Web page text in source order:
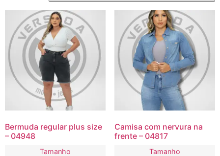
Bermuda regular plus size
– 04948
Tamanho
Camisa com nervura na
frente – 04817
Tamanho